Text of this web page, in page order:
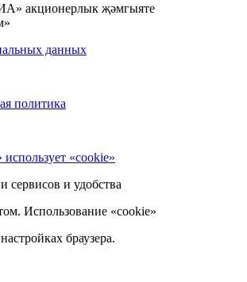
акционерлык җәмгыяте
данных
политика
«cookie»
сервисов и удобства
Использование «cookie»
браузера.